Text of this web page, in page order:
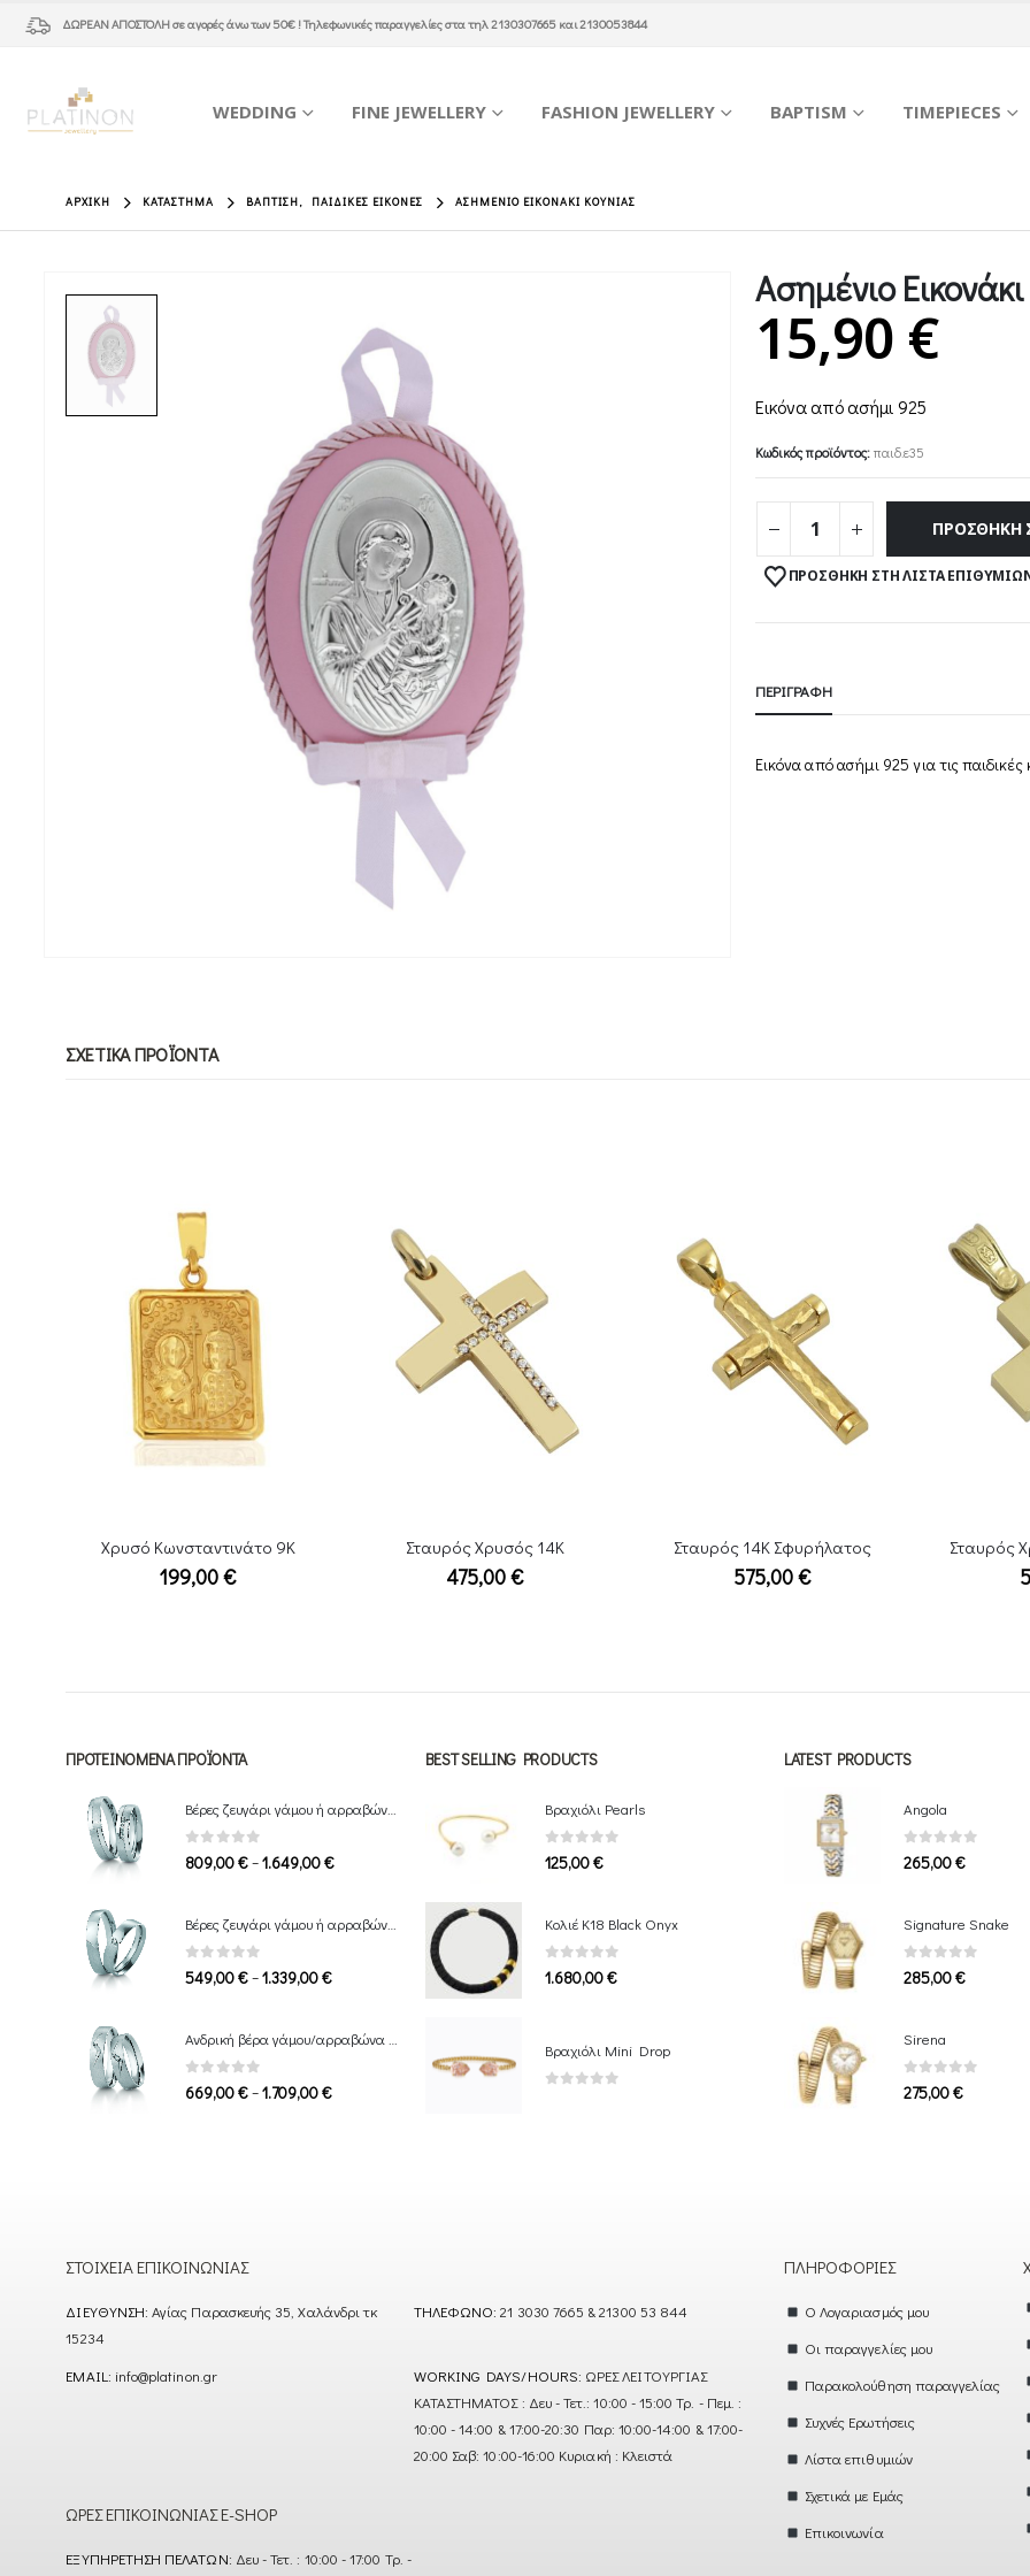
ΔΩΡΕΑΝ ΑΠΟΣΤΟΛΗσε αγορές άνω των 50€ ! Τηλεφωνικές παραγγελίες στα τηλ2130307665 και2130053844
WEDDING FINE JEWELLERY FASHION JEWELLERY BAPTISM TIMEPIECES
ΑΡΧΙΚΉ ΚΑΤΆΣΤΗΜΑ ΒΆΠΤΙΣΗ, ΠΑΙΔΙΚΕΣ ΕΙΚΌΝΕΣ ΑΣΗΜΈΝΙΟ ΕΙΚΟΝΆΚΙ ΚΟΎΝΙΑΣ
Ασημένιο
15,90 €
Εικόνα από ασήμι 925
Κωδικός προϊόντος:παιδ.ε35
ΠΡΟΣΘΉΚΗ
ΠΡΟΣΘΉΚΗ ΣΤΗ ΛΊΣΤΑ
ΠΕΡΙΓΡΑΦΉ
Εικόνα από ασήμι 925 για τις παιδικές
ΣΧΕΤΙΚΆ ΠΡΟΪΌΝΤΑ
Χρυσό Κωνσταντινάτο 9Κ
199,00€
Σταυρός Χρυσός 14Κ
475,00€
Σταυρός 14Κ Σφυρήλατος
575,00€
Σταυρός
ΠΡΟΤΕΙΝΌΜΕΝΑ ΠΡΟΪΌΝΤΑ
0out of 5
809,00€ – 1.649,00€Price
through
0 out of 5
549,00€ – 1.339,00€Price
through
0 out of 5
669,00€ – 1.709,00€Price
BEST SELLING PRODUCTS
Βραχιόλι Pearls
0out of 5
125,00€
Κολιέ Κ18 Black Onyx
0 out of 5
1.680,00€
Βραχιόλι Mini Drop
LATEST PRODUCTS
Angola
0 out of 5
265,00€
Signature Snake
0out of 5
285,00€
Sirena
0out of 5
275,00€
ΣΤΟΙΧΕΊΑ ΕΠΙΚΟΙΝΩΝΊΑΣ
ΔΙΕΎΘΥΝΣΗ: Αγίας Παρασκευής 35, Χαλάνδρι τκ
15234
ΤΗΛΈΦΩΝΟ: 21 3030 7665 & 21300 53 844
EMAIL: info@platinon.gr WORKING DAYS/HOURS: ΩΡΕΣ ΛΕΙΤΟΥΡΓΙΑΣ
ΚΑΤΑΣΤΗΜΑΤΟΣ : Δευ - Τετ.: 10:00 - 15:00 Τρ. - Πεμ. :
10:00 - 14:00 & 17:00-20:30 Παρ: 10:00-14:00 & 17:00-
20:00 Σαβ: 10:00-16:00 Κυριακή : Κλειστά
ΏΡΕΣ ΕΠΙΚΟΙΝΩΝΊΑΣ E-SHOP
ΕΞΥΠΗΡΈΤΗΣΗ ΠΕΛΑΤΏΝ: Δευ - Τετ. : 10:00 - 17:00 Τρ. -
ΠΛΗΡΟΦΟΡΊΕΣ
Ο Λογαριασμός μου
Οι παραγγελίες μου
Παρακολούθηση παραγγελίας
Συχνές Ερωτήσεις
Λίστα επιθυμιών
Σχετικά με Εμάς
Επικοινωνία